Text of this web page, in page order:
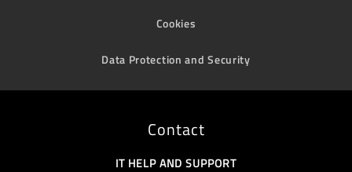
Cookies
Data Protection and Security
Contact
IT HELP AND SUPPORT